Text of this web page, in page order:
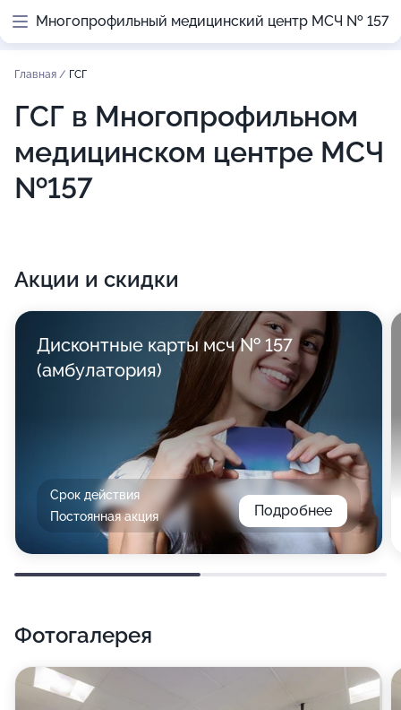
Многопрофильный медицинский центр МСЧ № 157
Главная / ГСГ
ГСГ в Многопрофильном
медицинском центре МСЧ
№157
Акции и скидки
Дисконтные карты мсч № 157
(амбулатория)
Срок действия
Постоянная акция
Подробнее
Фотогалерея